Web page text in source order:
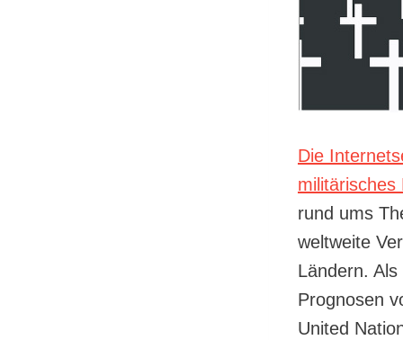
Die
militärisches
rund ums
weltweite
Ländern.
Prognosen
United